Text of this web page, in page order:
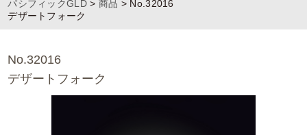
パシフィックGLD> 商品 > No.32016
デザートフォーク
No.32016
デザートフォーク